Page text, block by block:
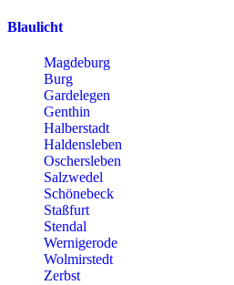
Blaulicht
Magdeburg
Burg
Gardelegen
Genthin
Halberstadt
Haldensleben
Oschersleben
Salzwedel
Schönebeck
Staßfurt
Stendal
Wernigerode
Wolmirstedt
Zerbst